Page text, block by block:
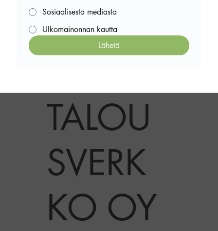
Sosiaalisesta mediasta
Ulkomainonnan kautta
Lähetä
TALOU
SVERK
KO OY